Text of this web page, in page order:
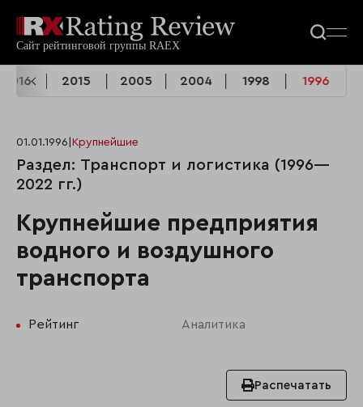
2016 2015 2005 2004 1998 1996
01.01.1996 Крупнейшие
Раздел: Транспорт и логистика (1996—
2022 гг.)
Крупнейшие предприятия
водного и воздушного
транспорта
Рейтинг Аналитика
Распечатать